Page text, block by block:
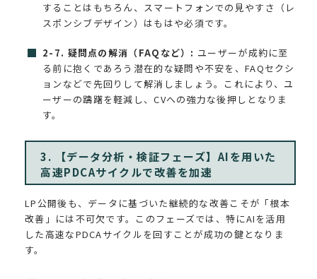
することはもちろん、スマートフォンでの見やすさ（レ
スポンシブデザイン）はもはや必須です。
2-7. 疑問点の解消（FAQなど）: ユーザーが成約に至
る前に抱くであろう潜在的な疑問や不安を、FAQセクシ
ョンなどで先回りして解消しましょう。これにより、ユ
ーザーの躊躇を軽減し、CVへの強力な後押しとなりま
す。
3. 【データ分析・検証フェーズ】AIを用いた
高速PDCAサイクルで改善を加速
LP公開後も、データに基づいた継続的な改善こそが「根本
改善」には不可欠です。このフェーズでは、特にAIを活用
した高速なPDCAサイクルを回すことが成功の鍵となりま
す。